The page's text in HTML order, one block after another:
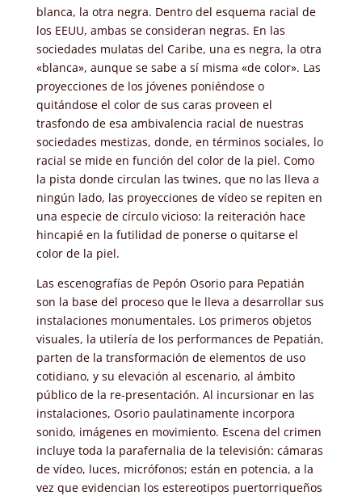
blanca, la otra negra. Dentro del esquema racial de
los EEUU, ambas se consideran negras. En las
sociedades mulatas del Caribe, una es negra, la otra
«blanca», aunque se sabe a sí misma «de color». Las
proyecciones de los jóvenes poniéndose o
quitándose el color de sus caras proveen el
trasfondo de esa ambivalencia racial de nuestras
sociedades mestizas, donde, en términos sociales, lo
racial se mide en función del color de la piel. Como
la pista donde circulan las twines, que no las lleva a
ningún lado, las proyecciones de vídeo se repiten en
una especie de círculo vicioso: la reiteración hace
hincapié en la futilidad de ponerse o quitarse el
color de la piel.
Las escenografías de Pepón Osorio para Pepatián
son la base del proceso que le lleva a desarrollar sus
instalaciones monumentales. Los primeros objetos
visuales, la utilería de los performances de Pepatián,
parten de la transformación de elementos de uso
cotidiano, y su elevación al escenario, al ámbito
público de la re-presentación. Al incursionar en las
instalaciones, Osorio paulatinamente incorpora
sonido, imágenes en movimiento. Escena del crimen
incluye toda la parafernalia de la televisión: cámaras
de vídeo, luces, micrófonos; están en potencia, a la
vez que evidencian los estereotipos puertorriqueños